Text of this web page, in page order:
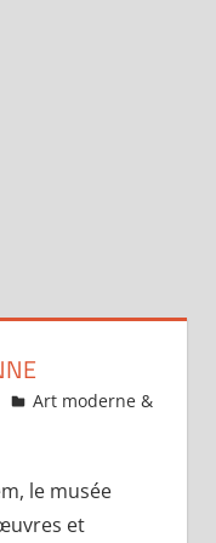
Art moderne &
le musée
et